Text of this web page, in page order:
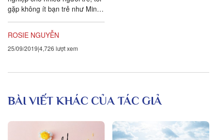
gặp không ít bạn trẻ như Minh.
không có ý nghĩa gì, nên chán
nản bỏ học, hoặc bảo lưu kết
quả học tập. Điểm chung mà
ROSIE NGUYỄN
25/09/2019 4,726 lượt xem
BÀI VIẾT KHÁC CỦA TÁC GIẢ